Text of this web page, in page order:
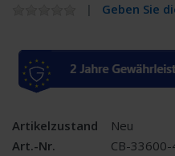
Geben Sie
Artikelzustand
Neu
Art.-Nr.
CB-